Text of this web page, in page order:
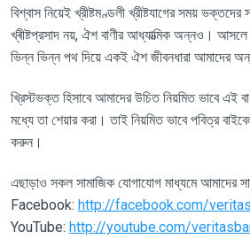
বিশ্বাস নিয়েই খ্রীষ্টমণ্ডলী খ্রীষ্টযাগের সময়
খ্ৰীষ্টপ্রসাদ নয়, ঐশ বাণীর আধ্যাত্মিক অন্নও। আসলে
ভিন্ন ভিন্ন পথ দিয়ে একই ঐশ জীবনধারা আমাদের
খ্রিস্টভক্ত হিসাবে আমাদের উচিত নিয়মিত ভাবে এই
মধ্যে তা শেয়ার করা। তাই নিয়মিত ভাবে পবিত্র
করুন।
এছাড়াও সকল সামাজিক যোগাযোগ মাধ্যমে আমাদের
Facebook: http://facebook.com/
YouTube: http://youtube.com/